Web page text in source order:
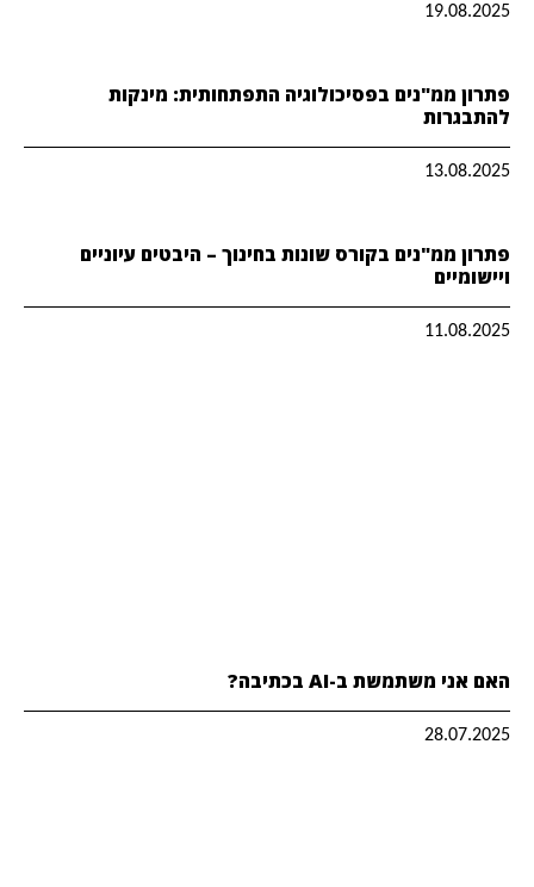
19.08.2025
פתרון ממ"נים בפסיכולוגיה התפתחותית: מינקות
להתבגרות
13.08.2025
פתרון ממ"נים בקורס שונות בחינוך – היבטים עיוניים
ויישומיים
11.08.2025
האם אני משתמשת ב-AI בכתיבה?
28.07.2025